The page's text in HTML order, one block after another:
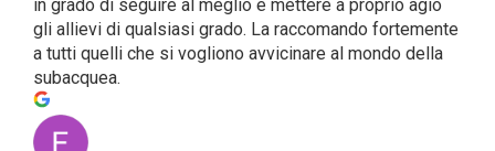
in gra­do di segui­re al meglio e met­te­re a pro­prio agio
gli allie­vi di qual­sia­si gra­do. La rac­co­man­do for­te­men­te
a tut­ti quel­li che si voglio­no avvi­ci­na­re al mon­do del­la
subacquea.